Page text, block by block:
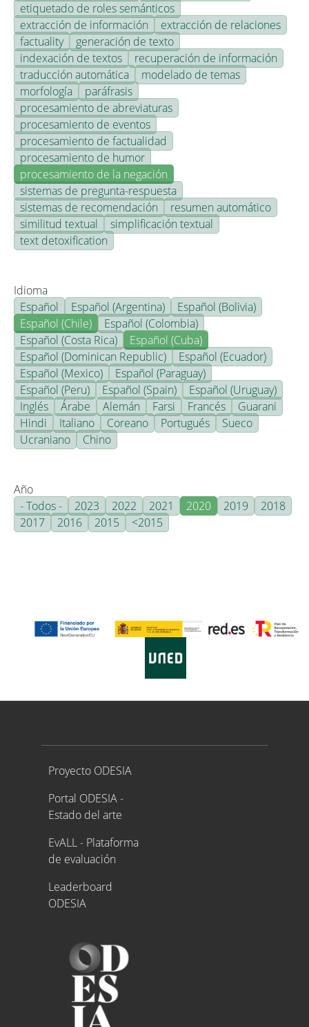
etiquetado de roles semánticos
extracción de información
extracción de relaciones
factuality
generación de texto
indexación de textos
recuperación de información
traducción automática
modelado de temas
morfología
paráfrasis
procesamiento de abreviaturas
procesamiento de eventos
procesamiento de factualidad
procesamiento de humor
procesamiento de la negación
sistemas de pregunta-respuesta
sistemas de recomendación
resumen automático
similitud textual
simplificación textual
text detoxification
Idioma
Español
Español (Argentina)
Español (Bolivia)
Español (Chile)
Español (Colombia)
Español (Costa Rica)
Español (Cuba)
Español (Dominican Republic)
Español (Ecuador)
Español (Mexico)
Español (Paraguay)
Español (Peru)
Español (Spain)
Español (Uruguay)
Inglés
Árabe Alemán Farsi Francés
Guarani
Hindi
Italiano Coreano Portugués
Sueco
Ucraniano
Chino
Año
- Todos -
2023 2022 2021 2020 2019
2018
2017
2016 2015 <2015
Proyecto ODESIA
Proyecto ODESIA
Portal ODESIA -
Estado del arte
EvALL - Plataforma
de evaluación
Leaderboard
ODESIA